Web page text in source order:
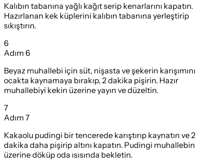
Kalıbın tabanına yağlı kağıt serip kenarlarını kapatın.
Hazırlanan kek küplerini kalıbın tabanına yerleştirip
sıkıştırın.
6
Adım 6
Beyaz muhallebi için süt, nişasta ve şekerin karışımını
ocakta kaynamaya bırakıp, 2 dakika pişirin. Hazır
muhallebiyi kekin üzerine yayın ve düzeltin.
7
Adım 7
Kakaolu pudingi bir tencerede karıştırıp kaynatın ve 2
dakika daha pişirip altını kapatın. Pudingi muhallebin
üzerine döküp oda ısısında bekletin.